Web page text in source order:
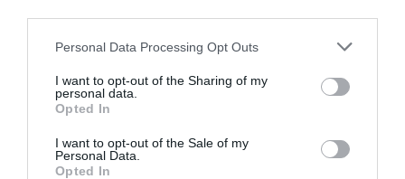
Please note that this website/app uses one or more Google
not limited to your visit or usage behaviour. You may click to
grant or deny consent to Google and its third-party tags to
use your data for below specified purposes in below Google
consent section.
Personal Data Processing Opt Outs
I want to opt-out of the Sharing of my
personal data.
Opted In
I want to opt-out of the Sale of my
Personal Data.
Opted In